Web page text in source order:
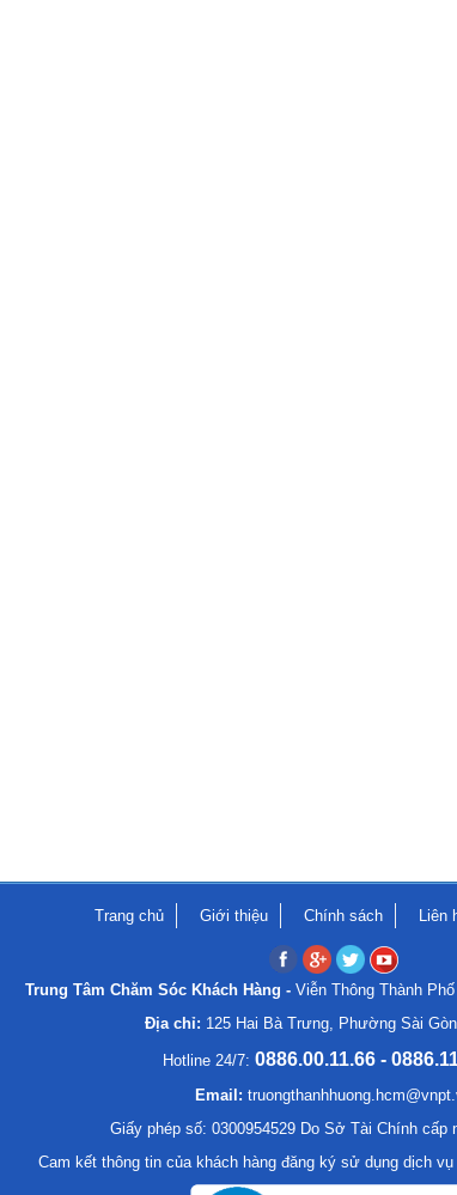
Trang chủ Giới thiệu Chính sách Liên
Trung Tâm Chăm Sóc Khách Hàng - Viễn Thông Thành
Địa chỉ: 125 Hai Bà Trưng, Phường Sài
Hotline 24/7: 0886.00.11.66 -
Email:
Giấy phép số: 0300954529 Do Sở Tài Chính cấp
Cam kết thông tin của khách hàng đăng ký sử dụng dịch